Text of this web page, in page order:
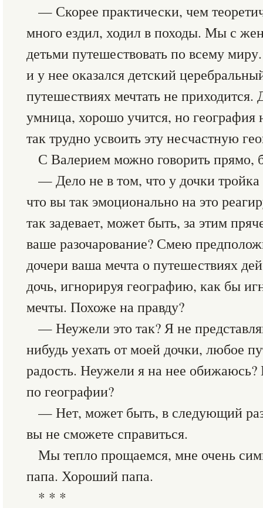
— Скорее практически, чем
много ездил, ходил в походы. Мы с
детьми путешествовать по всему
и у нее оказался детский
путешествиях мечтать не приходится.
умница, хорошо учится, но
так трудно усвоить эту несчастную
С Валерием можно говорить прямо,
— Дело не в том, что у дочки
что вы так эмоционально на это
так задевает, может быть, за этим
ваше разочарование? Смею
дочери ваша мечта о путешествиях
дочь, игнорируя географию, как бы
мечты. Похоже на правду?
— Неужели это так? Я не
нибудь уехать от моей дочки, любое
радость. Неужели я на нее
по географии?
— Нет, может быть, в следующий
вы не сможете справиться.
Мы тепло прощаемся, мне очень
папа. Хороший папа.
* * *